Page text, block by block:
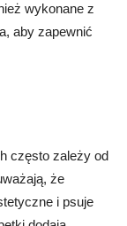
wykonane z
aby zapewnić
często zależy od
że
i psuje